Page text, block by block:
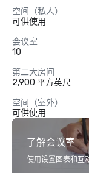
空间（私人）
可供使用
会议室
10
第二大房间
2,900 平方英尺
空间（室外）
可供使用
了解会议室
使用设置图表和互